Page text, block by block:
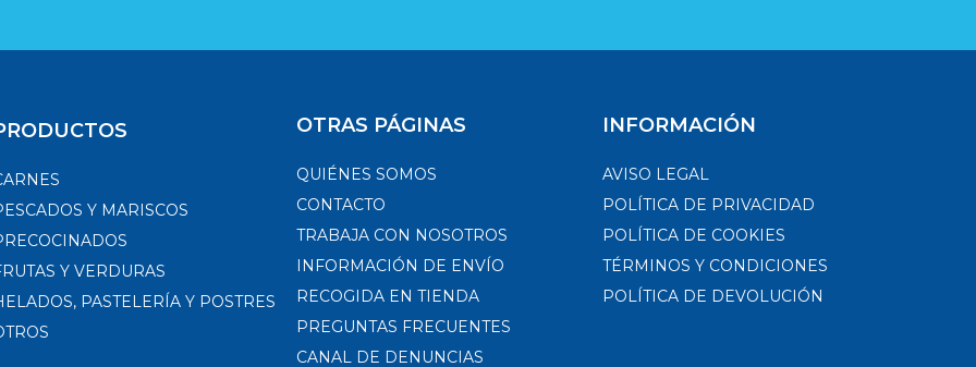
Y MARISCOS
Y VERDURAS
PASTELERÍA Y POSTRES
OTRAS PÁGINAS
QUIÉNES SOMOS
CONTACTO
TRABAJA CON NOSOTROS
INFORMACIÓN DE ENVÍO
RECOGIDA EN TIENDA
PREGUNTAS FRECUENTES
CANAL DE DENUNCIAS
INFORMACIÓN
AVISO LEGAL
POLÍTICA DE PRIVACIDAD
POLÍTICA DE COOKIES
TÉRMINOS Y CONDICIONES
POLÍTICA DE DEVOLUCIÓN